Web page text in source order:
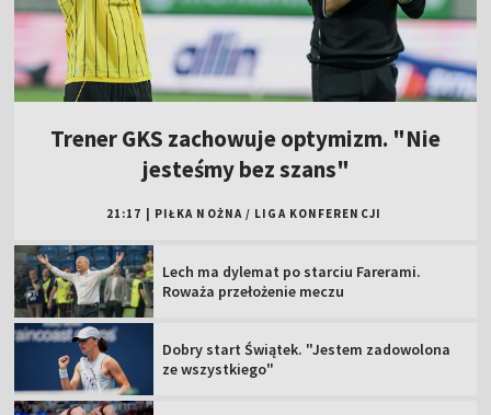
Trener GKS zachowuje optymizm. "Nie
jesteśmy bez szans"
21:17 PIŁKA NOŻNA / LIGA KONFERENCJI
Lech ma dylemat po starciu Farerami.
Roważa przełożenie meczu
Dobry start Świątek. "Jestem zadowolona
ze wszystkiego"